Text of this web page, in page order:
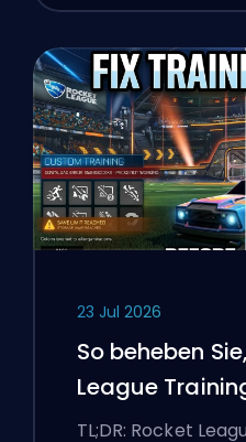
23 Jul 2026
So beheben
League
funktionieren
TL;DR: Rocket